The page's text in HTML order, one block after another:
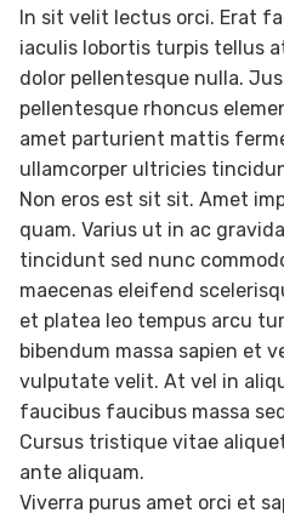
In sit velit lectus orci. Erat
iaculis lobortis turpis tellus
dolor pellentesque nulla.
pellentesque rhoncus
amet parturient mattis
ullamcorper ultricies
Non eros est sit sit. Amet
quam. Varius ut in ac
tincidunt sed nunc
maecenas eleifend
et platea leo tempus arcu
bibendum massa sapien et
vulputate velit. At vel in
faucibus faucibus massa
Cursus tristique vitae
ante aliquam.
Viverra purus amet orci et